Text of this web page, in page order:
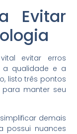
Evitar
evitar erros
a qualidade e a
listo três pontos
manter seu
simplificar demais
possui nuances